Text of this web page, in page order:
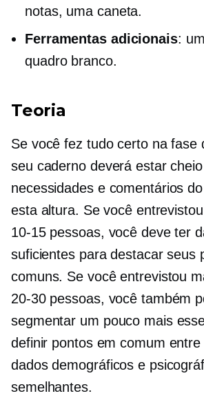
notas, uma caneta.
Ferramentas adicionais:
quadro branco.
Teoria
Se você fez tudo certo na fase
seu caderno deverá estar
necessidades e comentários
esta altura. Se você entrevistou
10-15pessoas, você deve ter
suficientes para destacar seus
comuns. Se você entrevistou
20-30pessoas, você também
segmentar um pouco mais
definir pontos em comum
dados demográficos e
semelhantes.